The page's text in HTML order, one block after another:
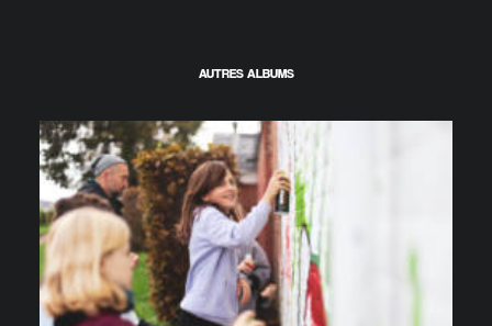
AUTRES ALBUMS